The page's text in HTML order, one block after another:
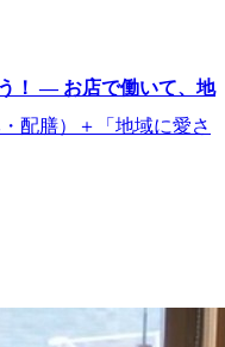
！ ― お店で働いて、地
配膳）＋「地域に愛さ